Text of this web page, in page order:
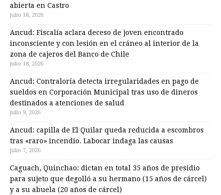
abierta en Castro
julio 18, 2026
Ancud: Fiscalía aclara deceso de joven encontrado
inconsciente y con lesión en el cráneo al interior de la
zona de cajeros del Banco de Chile
julio 18, 2026
Ancud: Contraloría detecta irregularidades en pago de
sueldos en Corporación Municipal tras uso de dineros
destinados a atenciones de salud
julio 9, 2026
Ancud: capilla de El Quilar queda reducida a escombros
tras «raro» incendio. Labocar indaga las causas
julio 7, 2026
Caguach, Quinchao: dictan en total 35 años de presidio
para sujeto que degolló a su hermano (15 años de cárcel)
y a su abuela (20 años de cárcel)